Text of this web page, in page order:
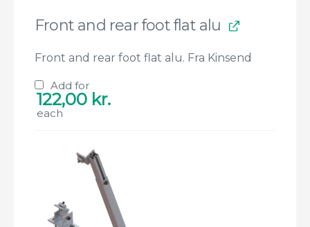
Front and rear foot flat alu
Front and rear foot flat alu. Fra Kinsend
Add for
122,00 kr.
each